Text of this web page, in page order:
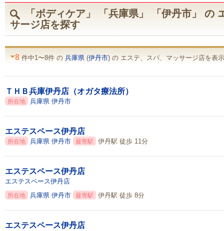
「ボディケア」 「兵庫県」 「伊丹市」 の
サージ店を探す
8 件中1〜8件 の 兵庫県 (伊丹市) の エステ、スパ、マッサージ店を表
ＴＨＢ兵庫伊丹店（オガタ療法所）
所在地 兵庫県 伊丹市
エステスペース伊丹店
所在地 兵庫県 伊丹市 最寄駅 伊丹駅 徒歩 11分
エステスペース伊丹店
エステスペース伊丹店
所在地 兵庫県 伊丹市 最寄駅 伊丹駅 徒歩 8分
エステスペース伊丹店